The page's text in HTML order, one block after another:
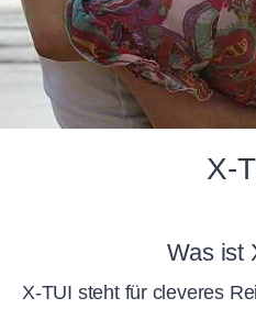
X-
Was ist
X-TUI steht für cleveres